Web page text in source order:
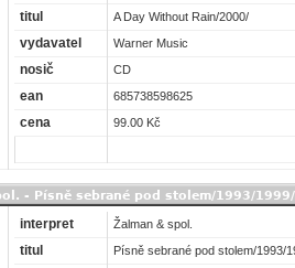
titul A Day Without Rain/2000/
vydavatel Warner Music
nosič CD
ean 685738598625
cena 99.00 Kč
- Písně sebrané pod stolem/1993/1999/
interpret Žalman & spol.
titul Písně sebrané pod stolem/1993/